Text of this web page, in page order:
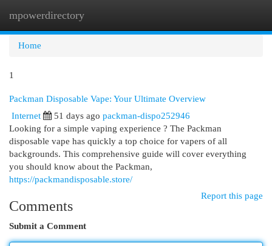
mpowerdirectory
Home
1
Packman Disposable Vape: Your Ultimate Overview
Internet
51 days ago packman-dispo252946
Looking for a simple vaping experience ? The Packman
disposable vape has quickly a top choice for vapers of all
backgrounds. This comprehensive guide will cover everything
you should know about the Packman,
https://packmandisposable.store/
Report this page
Comments
Submit a Comment